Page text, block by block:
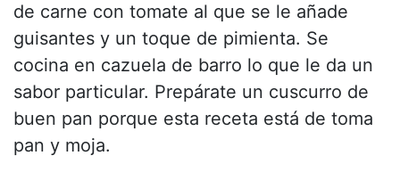
de carne con tomate al que se le añade
guisantes y un toque de pimienta. Se
cocina en cazuela de barro lo que le da un
sabor particular. Prepárate un cuscurro de
buen pan porque esta receta está de toma
pan y moja.